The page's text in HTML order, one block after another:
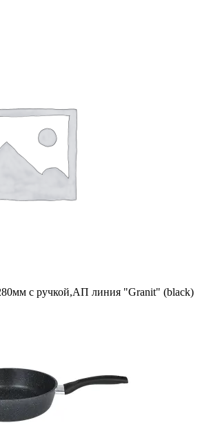
с ручкой,АП линия "Granit" (black)